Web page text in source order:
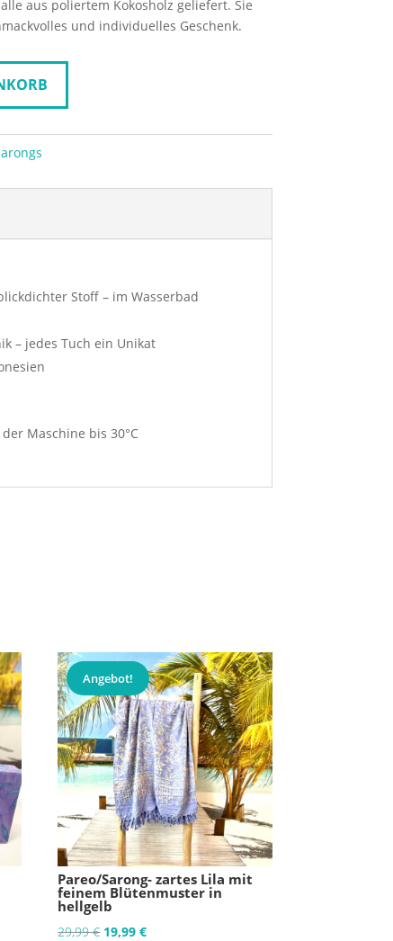
aus poliertem Kokosholz geliefert. Sie
und individuelles Geschenk.
Stoff – im Wasserbad
– jedes Tuch ein Unikat
Maschine bis 30°C
Angebot!
Pareo/Sarong- zartes Lila mit
feinem Blütenmuster in
hellgelb
29,99€ Ursprünglicher
19,99€Aktueller